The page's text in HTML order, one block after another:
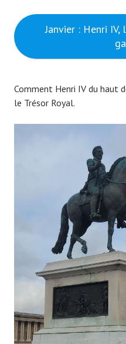
Janvier : Henri
Comment Henri IV du haut
le Trésor Royal.